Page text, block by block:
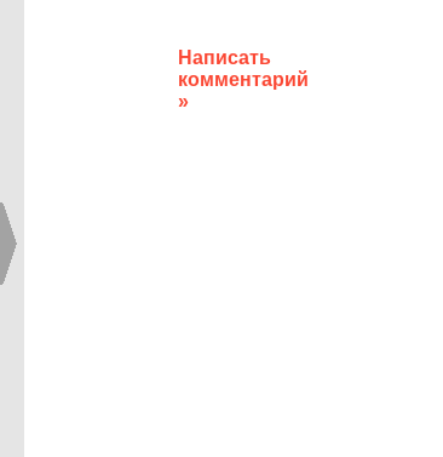
Написать
комментарий
»